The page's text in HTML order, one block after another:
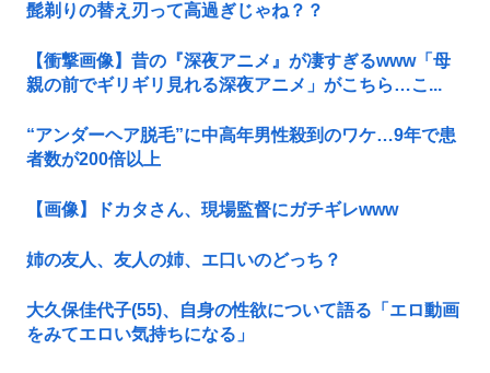
髭剃りの替え刃って高過ぎじゃね？？
【衝撃画像】昔の『深夜アニメ』が凄すぎるwww「母
親の前でギリギリ見れる深夜アニメ」がこちら…こ...
“アンダーヘア脱毛”に中高年男性殺到のワケ…9年で患
者数が200倍以上
【画像】ドカタさん、現場監督にガチギレwww
姉の友人、友人の姉、エ口いのどっち？
大久保佳代子(55)、自身の性欲について語る「エロ動画
をみてエロい気持ちになる」